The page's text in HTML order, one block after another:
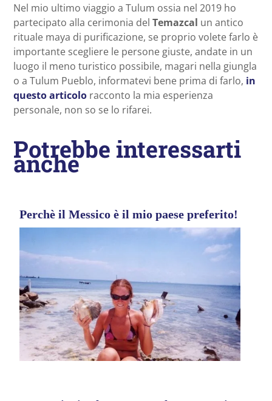
Nel mio ultimo viaggio a Tulum ossia nel 2019 ho
partecipato alla cerimonia del Temazcal un antico
rituale maya di purificazione, se proprio volete farlo è
importante scegliere le persone giuste, andate in un
luogo il meno turistico possibile, magari nella giungla
o a Tulum Pueblo, informatevi bene prima di farlo, in
questo articolo racconto la mia esperienza
personale, non so se lo rifarei.
Potrebbe interessarti
anche
Perchè il Messico è il mio paese preferito!